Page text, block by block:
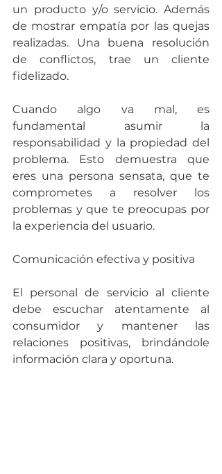
un producto y/o servicio. Además
de mostrar empatía por las quejas
realizadas. Una buena resolución
de conflictos, trae un cliente
fidelizado.
Cuando algo va mal, es
fundamental asumir la
responsabilidad y la propiedad del
problema. Esto demuestra que
eres una persona sensata, que te
comprometes a resolver los
problemas y que te preocupas por
la experiencia del usuario.
Comunicación efectiva y positiva
El personal de servicio al cliente
debe escuchar atentamente al
consumidor y mantener las
relaciones positivas, brindándole
información clara y oportuna.